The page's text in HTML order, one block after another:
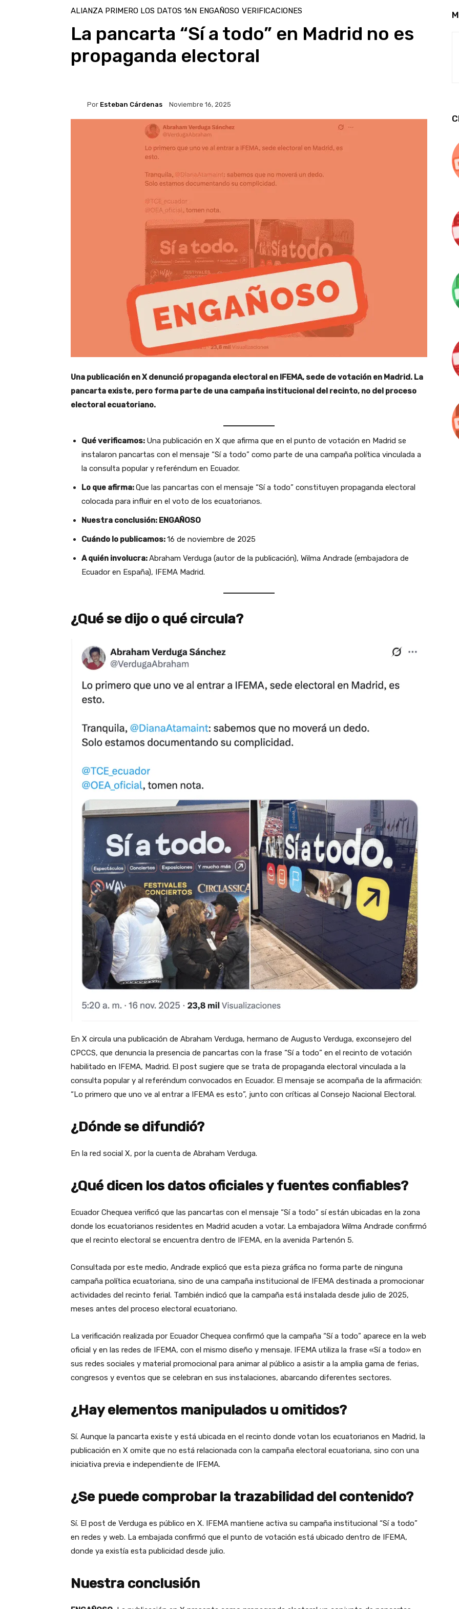
ALIANZA PRIMERO LOS DATOS 16N ENGAÑOSO VERIFICACIONES
La pancarta “Sí a todo” en Madrid no es
propaganda electoral
Por Esteban Cárdenas Noviembre 16, 2025
Una publicación en X denunció propaganda electoral en IFEMA, sede de votación en Madrid. La
pancarta existe, pero forma parte de una campaña institucional del recinto, no del proceso
electoral ecuatoriano.
Qué verificamos: Una publicación en X que afirma que en el punto de votación en Madrid se
instalaron pancartas con el mensaje “Sí a todo” como parte de una campaña política vinculada a
la consulta popular y referéndum en Ecuador.
Lo que afirma:Que las pancartas con el mensaje “Sí a todo” constituyen propaganda electoral
colocada para influir en el voto de los ecuatorianos.
Nuestra conclusión: ENGAÑOSO
Cuándo lo publicamos:16 de noviembre de 2025
A quién involucra:Abraham Verduga (autor de la publicación), Wilma Andrade (embajadora de
Ecuador en España), IFEMA Madrid.
¿Qué se dijo o qué circula?
En X circula una publicación de Abraham Verduga, hermano de Augusto Verduga, exconsejero del
CPCCS, que denuncia la presencia de pancartas con la frase “Sí a todo” en el recinto de votación
habilitado en IFEMA, Madrid. El post sugiere que se trata de propaganda electoral vinculada a la
consulta popular y al referéndum convocados en Ecuador. El mensaje se acompaña de la afirmación:
“Lo primero que uno ve al entrar a IFEMA es esto”, junto con críticas al Consejo Nacional Electoral.
¿Dónde se difundió?
En la red social X, por la cuenta de Abraham Verduga.
¿Qué dicen los datos oficiales y fuentes confiables?
Ecuador Chequea verificó que las pancartas con el mensaje “Sí a todo” sí están ubicadas en la zona
donde los ecuatorianos residentes en Madrid acuden a votar. La embajadora Wilma Andrade confirmó
que el recinto electoral se encuentra dentro de IFEMA, en la avenida Partenón 5.
Consultada por este medio, Andrade explicó que esta pieza gráfica no forma parte de ninguna
campaña política ecuatoriana, sino de una campaña institucional de IFEMA destinada a promocionar
actividades del recinto ferial. También indicó que la campaña está instalada desde julio de 2025,
meses antes del proceso electoral ecuatoriano.
La verificación realizada por Ecuador Chequea confirmó que la campaña “Sí a todo” aparece en la web
oficial y en las redes de IFEMA, con el mismo diseño y mensaje. IFEMA utiliza la frase «Sí a todo» en
sus redes sociales y material promocional para animar al público a asistir a la amplia gama de ferias,
congresos y eventos que se celebran en sus instalaciones, abarcando diferentes sectores.
¿Hay elementos manipulados u omitidos?
Sí. Aunque la pancarta existe y está ubicada en el recinto donde votan los ecuatorianos en Madrid, la
publicación en X omite que no está relacionada con la campaña electoral ecuatoriana, sino con una
iniciativa previa e independiente de IFEMA.
¿Se puede comprobar la trazabilidad del contenido?
Sí. El post de Verduga es público en X. IFEMA mantiene activa su campaña institucional “Sí a todo”
en redes y web. La embajada confirmó que el punto de votación está ubicado dentro de IFEMA,
donde ya existía esta publicidad desde julio.
Nuestra conclusión